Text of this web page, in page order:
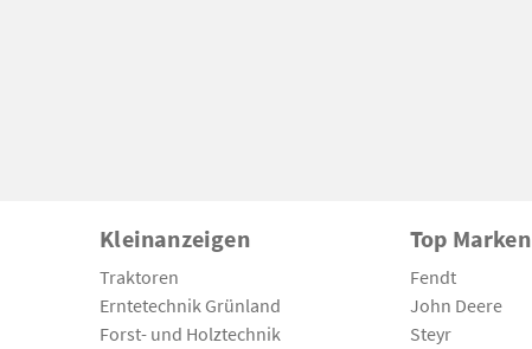
Kleinanzeigen
Traktoren
Erntetechnik Grünland
Forst- und Holztechnik
Top Marken
Fendt
John Deere
Steyr